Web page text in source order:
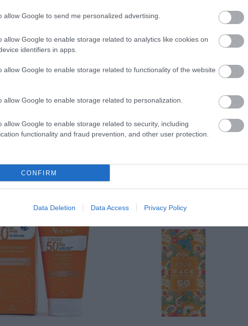
allow Google to send me personalized advertising.
allow Google to enable storage related to analytics like cookies on
identifiers in apps.
allow Google to enable storage related to functionality of the website
allow Google to enable storage related to personalization.
allow Google to enable storage related to security, including
functionality and fraud prevention, and other user protection.
CONFIRM
Data Deletion Data Access Privacy Policy
Όγκου
EOLIA Face Sunscreen Hyaluronic Acid
SPF50 50ml
Διαθέσιμο